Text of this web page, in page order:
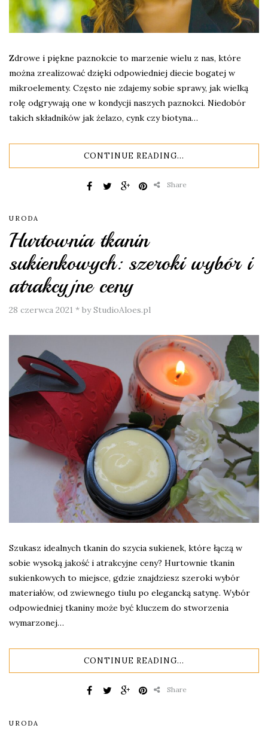
Zdrowe i piękne paznokcie to marzenie wielu z nas, które
można zrealizować dzięki odpowiedniej diecie bogatej w
mikroelementy. Często nie zdajemy sobie sprawy, jak wielką
rolę odgrywają one w kondycji naszych paznokci. Niedobór
takich składników jak żelazo, cynk czy biotyna…
CONTINUE READING...
Share
URODA
Hurtownia tkanin
sukienkowych: szeroki wybór i
atrakcyjne ceny
28 czerwca 2021 * by StudioAloes.pl
Szukasz idealnych tkanin do szycia sukienek, które łączą w
sobie wysoką jakość i atrakcyjne ceny? Hurtownie tkanin
sukienkowych to miejsce, gdzie znajdziesz szeroki wybór
materiałów, od zwiewnego tiulu po elegancką satynę. Wybór
odpowiedniej tkaniny może być kluczem do stworzenia
wymarzonej…
CONTINUE READING...
Share
URODA